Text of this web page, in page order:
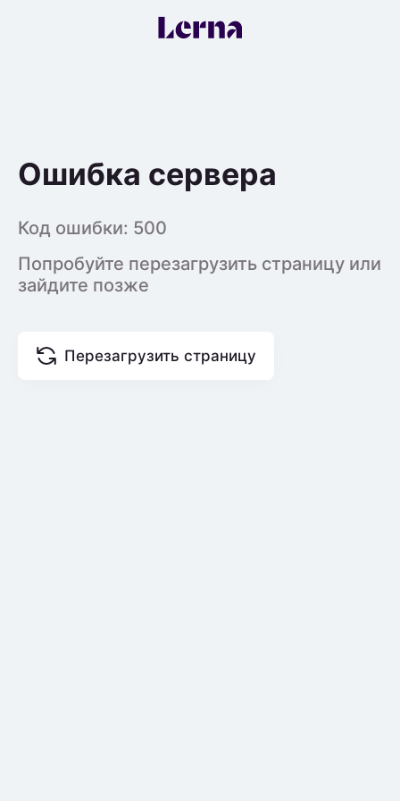
Ошибка сервера
Код ошибки: 500
Попробуйте перезагрузить страницу или
зайдите позже
Перезагрузить страницу